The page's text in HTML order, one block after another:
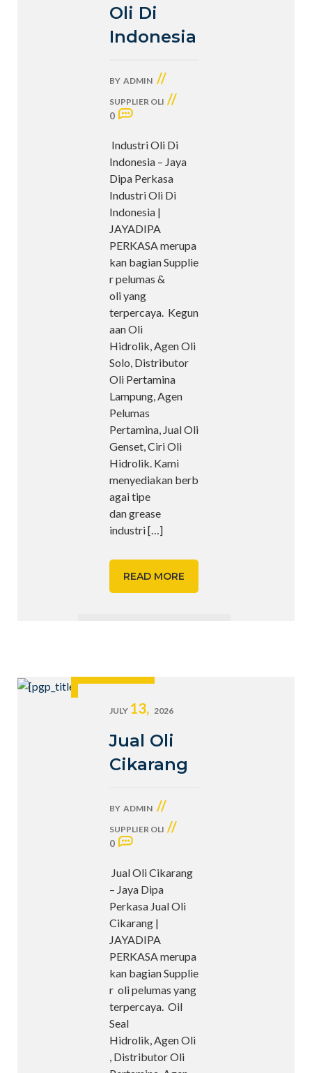
Oli Di
Indonesia
BY ADMIN //
SUPPLIER OLI //
0
Industri Oli Di
Indonesia – Jaya
Dipa Perkasa
Industri Oli Di
Indonesia |
JAYADIPA
PERKASA merupa
kan bagian Supplie
r pelumas &
oli yang
terpercaya. Kegun
aan Oli
Hidrolik, Agen Oli
Solo, Distributor
Oli Pertamina
Lampung, Agen
Pelumas
Pertamina, Jual Oli
Genset, Ciri Oli
Hidrolik. Kami
menyediakan berb
agai tipe
dan grease
industri[…]
READ MORE
JULY 13, 2026
Jual Oli
Cikarang
BY ADMIN //
SUPPLIER OLI //
0
Jual Oli Cikarang
– Jaya Dipa
Perkasa Jual Oli
Cikarang |
JAYADIPA
PERKASA merupa
kan bagian Supplie
r oli pelumas yang
terpercaya. Oil
Seal
Hidrolik, Agen Oli
, Distributor Oli